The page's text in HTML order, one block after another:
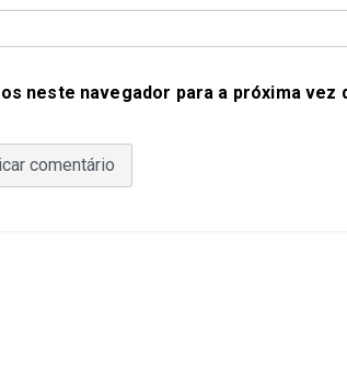
neste navegador para a próxima vez